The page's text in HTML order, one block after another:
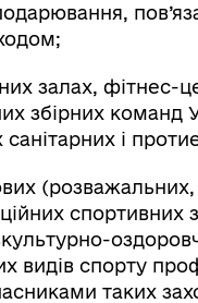
залах, фітнес-
збірних команд
і
видів спорту
таких